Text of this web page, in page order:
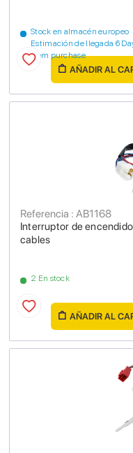
Stock en almacén europeo
Estimación de llegada 6
from purchase
AÑADIR AL
Interruptor de
cables
Referencia : AB1168
2 En stock
AÑADIR AL